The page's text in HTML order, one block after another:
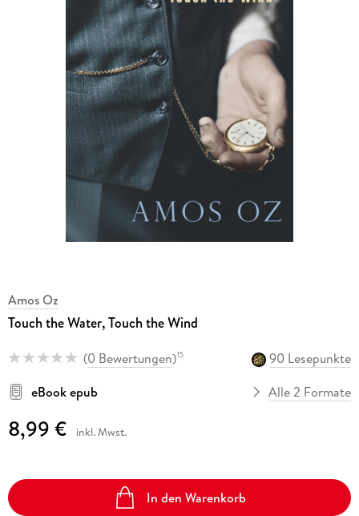
Amos Oz
Touch the Water, Touch the Wind
(0 Bewertungen)15
90 Lesepunkte
eBook epub
Alle 2 Formate
8,99 € inkl. Mwst.
In den Warenkorb